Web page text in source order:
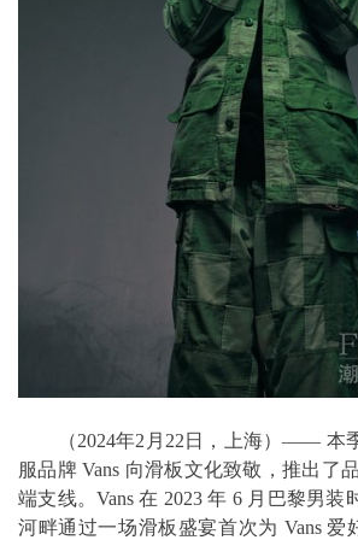
（2024年2月22日，上海）—— 本
服品牌 Vans 向滑板文化致敬，推出了
端支线。Vans 在 2023 年 6 月巴黎男装
河畔通过一场滑板盛宴首次为 Vans 爱